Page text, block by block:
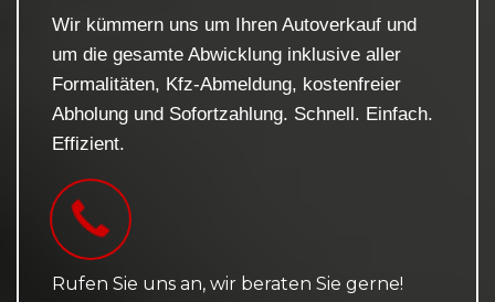
Wir kümmern uns um Ihren Autoverkauf und
um die gesamte Abwicklung inklusive aller
Formalitäten, Kfz-Abmeldung, kostenfreier
Abholung und Sofortzahlung. Schnell. Einfach.
Effizient.
Rufen Sie uns an, wir beraten Sie gerne!